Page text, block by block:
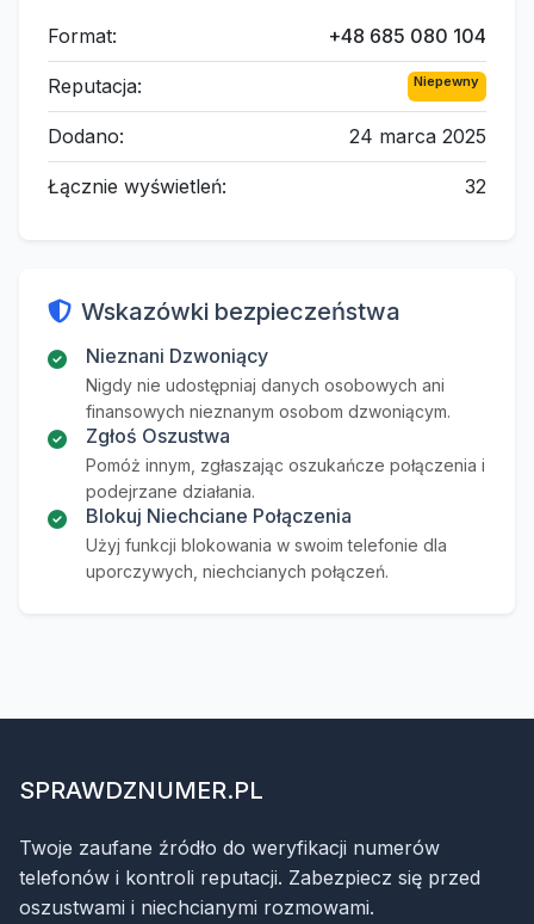
Format: +48 685 080 104
Reputacja: Niepewny
Dodano: 24 marca 2025
Łącznie wyświetleń: 32
Wskazówki bezpieczeństwa
Nieznani Dzwoniący
Nigdy nie udostępniaj danych osobowych ani
finansowych nieznanym osobom dzwoniącym.
Zgłoś Oszustwa
Pomóż innym, zgłaszając oszukańcze połączenia i
podejrzane działania.
Blokuj Niechciane Połączenia
Użyj funkcji blokowania w swoim telefonie dla
uporczywych, niechcianych połączeń.
SPRAWDZNUMER.PL
Twoje zaufane źródło do weryfikacji numerów
telefonów i kontroli reputacji. Zabezpiecz się przed
oszustwami i niechcianymi rozmowami.